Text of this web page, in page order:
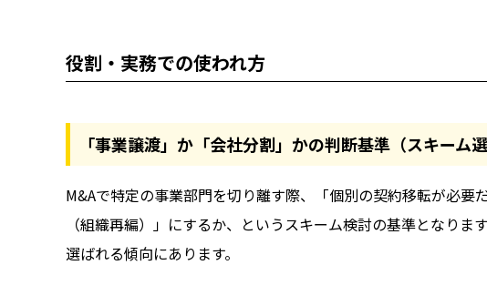
役割・実務での使われ方
「事業譲渡」か「会社分割」かの判断基準（スキーム選
M&Aで特定の事業部門を切り離す際、「個別の契約移転が必要
（組織再編）」にするか、というスキーム検討の基準となり
選ばれる傾向にあります。